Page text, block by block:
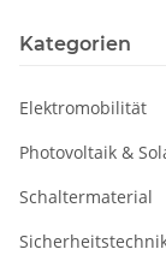
Kategorien
Elektromobilität
Photovoltaik &
Schaltermaterial